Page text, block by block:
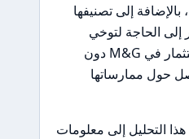
بالإضافة إلى تصنيفها
إلى الحاجة لتوخي
الحذر. نوصي بعدم الاستثمار في M&G دون
حول ممارساتها
هذا التحليل إلى معلومات